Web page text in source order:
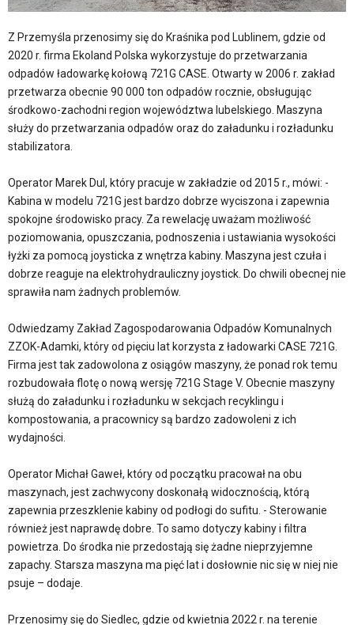
Z Przemyśla przenosimy się do Kraśnika pod Lublinem, gdzie od
2020 r. firma Ekoland Polska wykorzystuje do przetwarzania
odpadów ładowarkę kołową 721G CASE. Otwarty w 2006 r. zakład
przetwarza obecnie 90 000 ton odpadów rocznie, obsługując
środkowo-zachodni region województwa lubelskiego. Maszyna
służy do przetwarzania odpadów oraz do załadunku i rozładunku
stabilizatora.
Operator Marek Dul, który pracuje w zakładzie od 2015 r., mówi: -
Kabina w modelu 721G jest bardzo dobrze wyciszona i zapewnia
spokojne środowisko pracy. Za rewelację uważam możliwość
poziomowania, opuszczania, podnoszenia i ustawiania wysokości
łyżki za pomocą joysticka z wnętrza kabiny. Maszyna jest czuła i
dobrze reaguje na elektrohydrauliczny joystick. Do chwili obecnej nie
sprawiła nam żadnych problemów.
Odwiedzamy Zakład Zagospodarowania Odpadów Komunalnych
ZZOK-Adamki, który od pięciu lat korzysta z ładowarki CASE 721G.
Firma jest tak zadowolona z osiągów maszyny, że ponad rok temu
rozbudowała flotę o nową wersję 721G Stage V. Obecnie maszyny
służą do załadunku i rozładunku w sekcjach recyklingu i
kompostowania, a pracownicy są bardzo zadowoleni z ich
wydajności.
Operator Michał Gaweł, który od początku pracował na obu
maszynach, jest zachwycony doskonałą widocznością, którą
zapewnia przeszklenie kabiny od podłogi do sufitu. - Sterowanie
również jest naprawdę dobre. To samo dotyczy kabiny i filtra
powietrza. Do środka nie przedostają się żadne nieprzyjemne
zapachy. Starsza maszyna ma pięć lat i dosłownie nic się w niej nie
psuje – dodaje.
Przenosimy się do Siedlec, gdzie od kwietnia 2022 r. na terenie